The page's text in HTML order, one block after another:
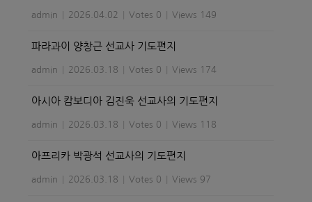
admin 2026.04.02 Votes 0 Views 149
파라과이 양창근 선교사 기도편지
admin 2026.03.18 Votes 0 Views 174
아시아 캄보디아 김진욱 선교사의 기도편지
admin 2026.03.18 Votes 0 Views 118
아프리카 박광석 선교사의 기도편지
admin 2026.03.18 Votes 0 Views 97